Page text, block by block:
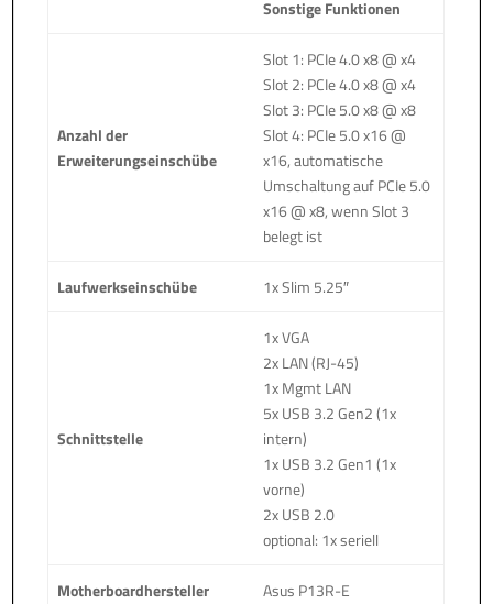
Sonstige Funktionen
Anzahl der
Erweiterungseinschübe
Slot 1: PCIe 4.0 x8 @ x4
Slot 2: PCIe 4.0 x8 @ x4
Slot 3: PCIe 5.0 x8 @ x8
Slot 4: PCIe 5.0 x16 @
x16, automatische
Umschaltung auf PCIe 5.0
x16 @ x8, wenn Slot 3
belegt ist
Laufwerkseinschübe 1x Slim 5.25″
Schnittstelle
1x VGA
2x LAN (RJ-45)
1x Mgmt LAN
5x USB 3.2 Gen2 (1x
intern)
1x USB 3.2 Gen1 (1x
vorne)
2x USB 2.0
optional: 1x seriell
Motherboardhersteller Asus P13R-E